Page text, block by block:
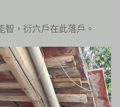
智，衍六戶在此落戶。